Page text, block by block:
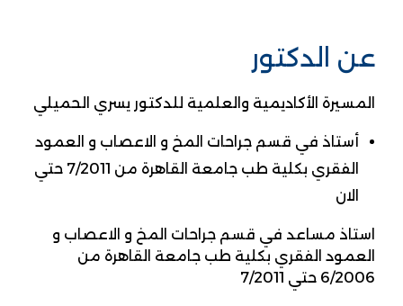
عن الدكتور
المسيرة الأكاديمية والعلمية للدكتور يسري الحميلي
أستاذ في قسم جراحات المخ و الاعصاب و العمود
الفقري بكلية طب جامعة القاهرة من 7/2011 حتي
الان
استاذ مساعد في قسم جراحات المخ و الاعصاب و
العمود الفقري بكلية طب جامعة القاهرة من
6/2006 حتي 7/2011